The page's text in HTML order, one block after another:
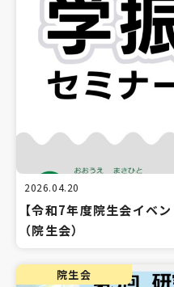
2026.04.20
【令和7年度院生会イベ
（院生会）
院生会